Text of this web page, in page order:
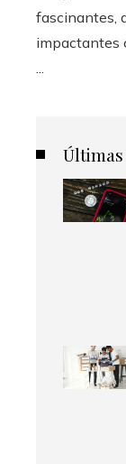
fascinantes,
impactantes